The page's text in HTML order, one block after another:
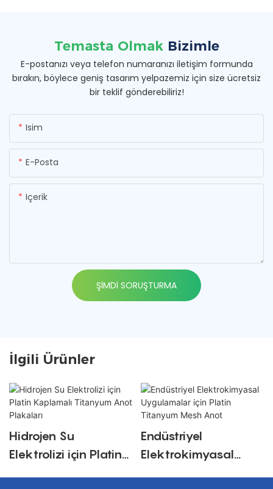
Temasta Olmak Bizimle
E-postanızı veya telefon numaranızı iletişim formunda
bırakın, böylece geniş tasarım yelpazemiz için size ücretsiz
bir teklif gönderebiliriz!
Isim
E-Posta
Içerik
ŞIMDI SORUŞTURMA
İlgili Ürünler
Hidrojen Su
Elektrolizi için Platin
Endüstriyel
Elektrokimyasal